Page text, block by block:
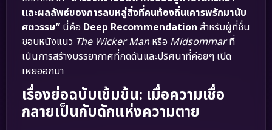
และผลลัพธ์ของการลบหลู่สิ่งที่คนท้องถิ่นเคารพรักมานับ
ศตวรรษ” นี่คือ Deep Recommendation สำหรับผู้ที่ชื่น
ชอบหนังแนว The Wicker Manหรือ Midsommarที่
เน้นการสร้างบรรยากาศที่กดดันและปริศนาที่ค่อยๆ เปิด
เผยออกมา
เรื่องย่อฉบับเข้มข้น: เมื่อความเชื่อ
กลายเป็นกับดักแห่งความตาย